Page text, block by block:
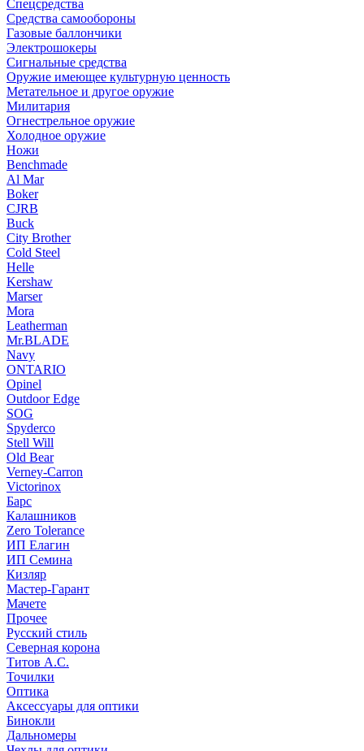
Спецсредства
Средства самообороны
Газовые баллончики
Электрошокеры
Сигнальные средства
Оружие имеющее культурную ценность
Метательное и другое оружие
Милитария
Огнестрельное оружие
Холодное оружие
Ножи
Benchmade
Al Mar
Boker
CJRB
Buck
City Brother
Cold Steel
Helle
Kershaw
Marser
Mora
Leatherman
Mr.BLADE
Navy
ONTARIO
Opinel
Outdoor Edge
SOG
Spyderco
Stell Will
Old Bear
Verney-Carron
Victorinox
Барс
Калашников
Zero Tolerance
ИП Елагин
ИП Семина
Кизляр
Мастер-Гарант
Мачете
Прочее
Русский стиль
Северная корона
Титов А.С.
Точилки
Оптика
Аксессуары для оптики
Бинокли
Дальномеры